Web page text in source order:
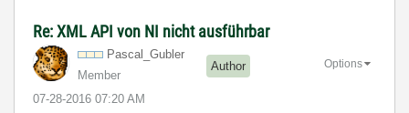
Re: XML API von NI nicht ausführbar
Pascal_Gubler
Member
Author
‎07-28-2016 07:20 AM
Options